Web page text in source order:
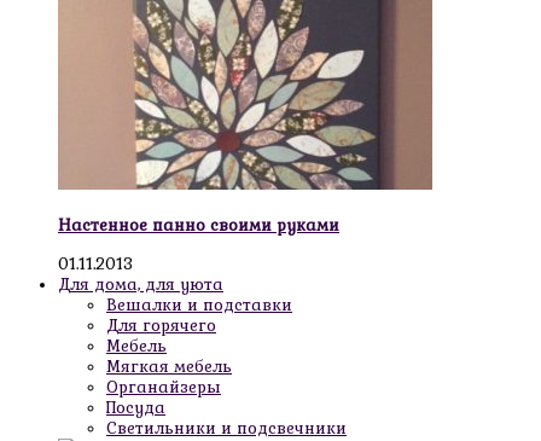
Настенное панно своими руками
01.11.2013
Для дома, для уюта
Вешалки и подставки
Для горячего
Мебель
Мягкая мебель
Органайзеры
Посуда
Светильники и подсвечники